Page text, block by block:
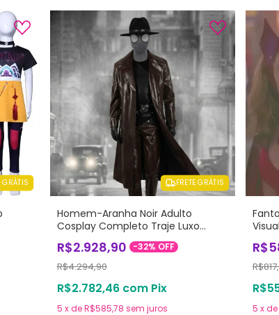
GRÁTIS FRETE GRÁTIS
Homem-Aranha Noir Adulto
Cosplay Completo Traje Luxo
R$2.928,90 -32% OFF
R$4.294,90
R$2.782,46 com Pix
5 xdeR$585,78 sem juros 5 xde